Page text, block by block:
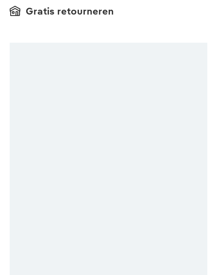
Gratis retourneren